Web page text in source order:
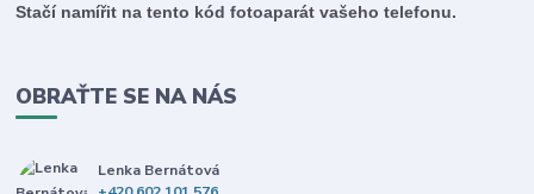
Stačí namířit na tento kód fotoaparát vašeho telefonu.
OBRAŤTE SE NA NÁS
Lenka Bernátová